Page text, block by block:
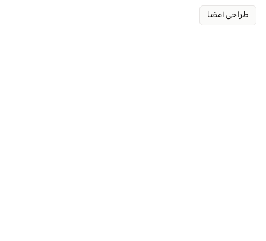
طراحی امضا